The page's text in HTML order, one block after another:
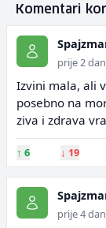
Komentari
prije 2
Izvini mala, ali
posebno na
ziva i zdrava
↑ 6 ↓ 19
prije 4